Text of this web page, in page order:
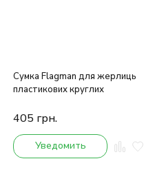
Сумка Flagman для жерлиць
пластикових круглих
405 грн.
Уведомить